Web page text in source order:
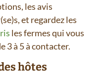
les avis
et regardez les
les fermes qui vous
3 à 5 à contacter.
hôtes